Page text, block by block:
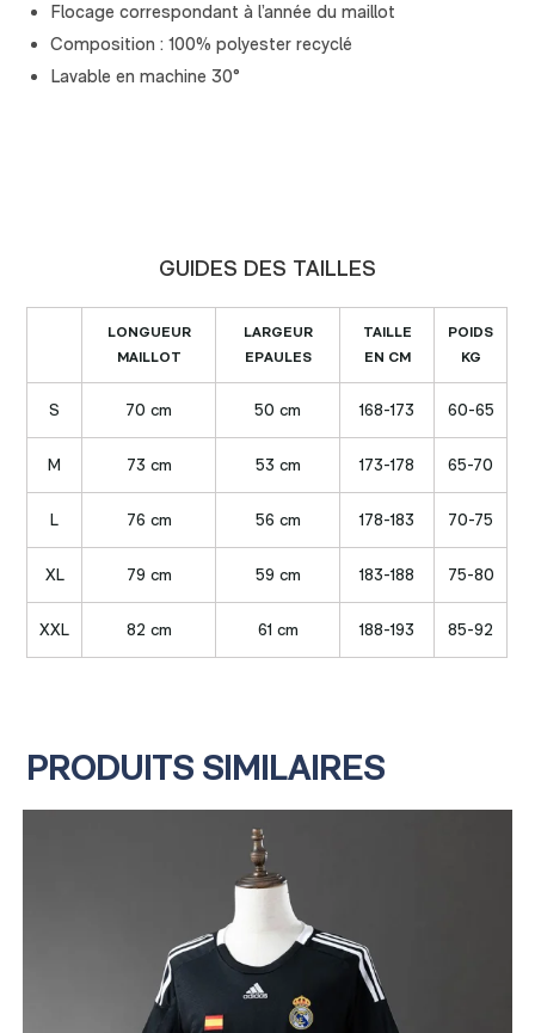
Flocage correspondant à l’année du maillot
Composition : 100% polyester recyclé
Lavable en machine 30°
GUIDES DES TAILLES
LONGUEUR
MAILLOT
LARGEUR
EPAULES
TAILLE
EN CM
POIDS
KG
S 70 cm 50 cm 168-173 60-65
M 73 cm 53 cm 173-178 65-70
L 76 cm 56 cm 178-183 70-75
XL 79 cm 59 cm 183-188 75-80
XXL 82 cm 61 cm 188-193 85-92
PRODUITS SIMILAIRES